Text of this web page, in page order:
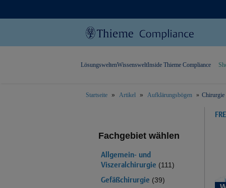
LösungsweltenWissensweltInside Thieme Compliance
Startseite Artikel Aufklärungsbögen Chirurgie
Fachgebiet wählen
Allgemein- und
Viszeralchirurgie (111)
Gefäßchirurgie (39)